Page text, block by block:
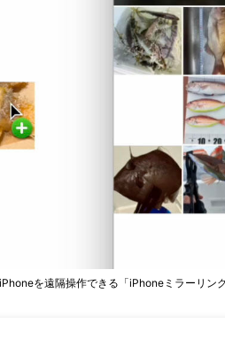
を遠隔操作できる「iPhoneミラーリン